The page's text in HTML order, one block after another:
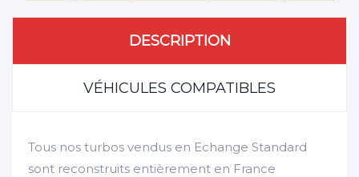
DESCRIPTION
VÉHICULES COMPATIBLES
Tous nos turbos vendus en Echange Standard
sont reconstruits entièrement en France